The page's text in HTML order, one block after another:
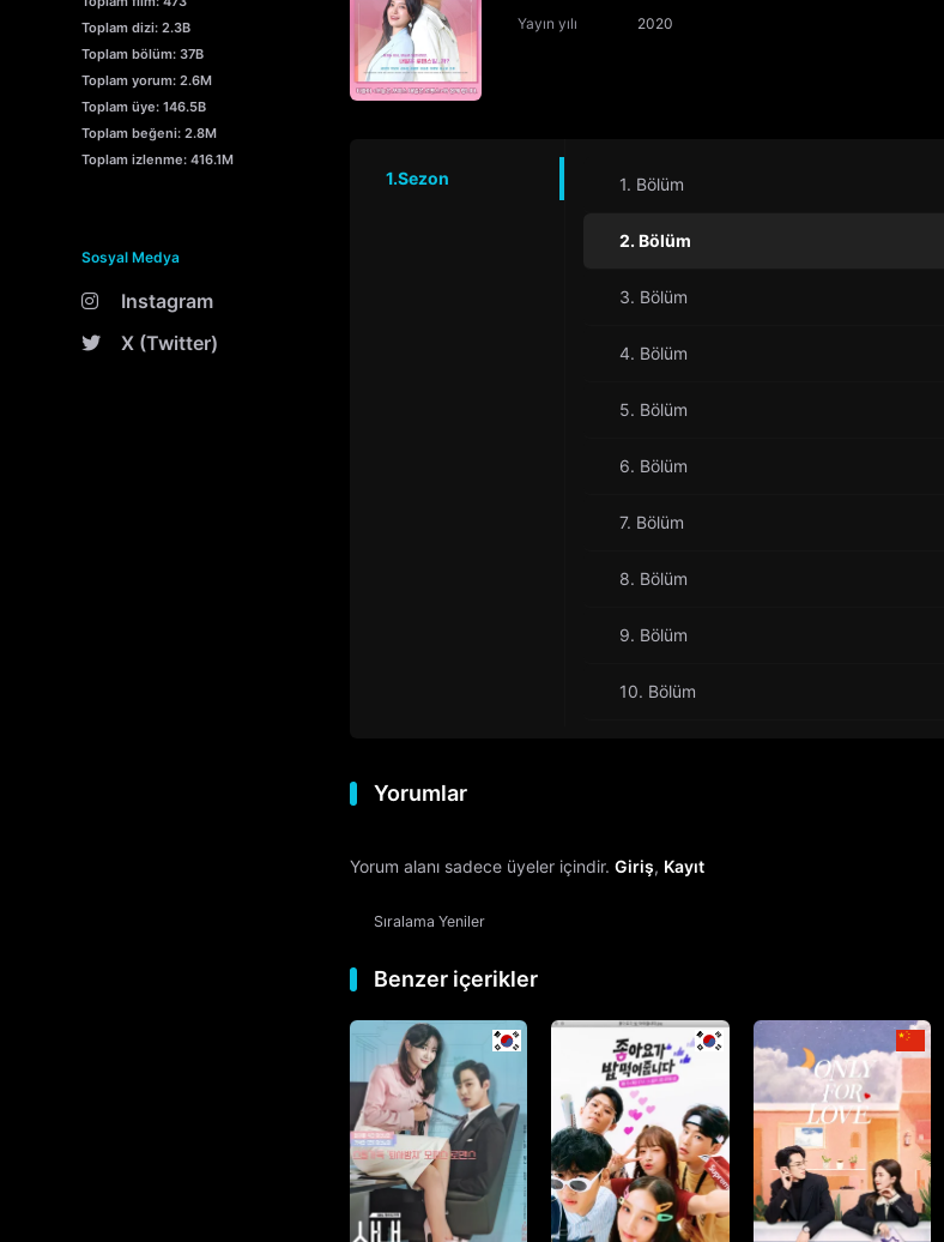
Toplam dizi: 2.3B
Toplam bölüm: 37B
Toplam yorum: 2.6M
Toplam üye: 146.5B
Toplam beğeni: 2.8M
Toplam izlenme: 416.1M
Sosyal Medya
Instagram
X (Twitter)
Yayın yılı 2020
1.Sezon 1. Bölüm
2. Bölüm
3. Bölüm
4. Bölüm
5. Bölüm
6. Bölüm
7. Bölüm
8. Bölüm
9. Bölüm
10. Bölüm
Yorumlar
Yorum alanı sadece üyeler içindir. Giriş, Kayıt
Sıralama Yeniler
Benzer içerikler